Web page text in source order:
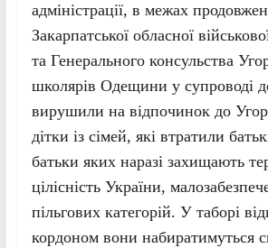
адміністрації, в межах
Закарпатської обласної
та Генерального консульства
школярів Одещини у супроводі
вирушили на відпочинок до
дітки із сімей, які втратили
батьки яких наразі захищають
цілісність України,
пільгових категорій. У таборі
кордоном вони набиратимуться